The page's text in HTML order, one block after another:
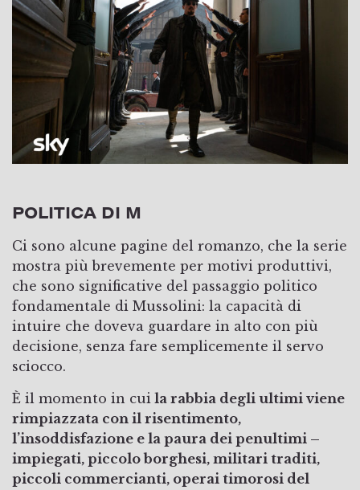
POLITICA DI M
Ci sono alcune pagine del romanzo, che la serie
mostra più brevemente per motivi produttivi,
che sono significative del passaggio politico
fondamentale di Mussolini: la capacità di
intuire che doveva guardare in alto con più
decisione, senza fare semplicemente il servo
sciocco.
È il momento in cui la rabbia degli ultimi viene
rimpiazzata con il risentimento,
l’insoddisfazione e la paura dei penultimi –
impiegati, piccolo borghesi, militari traditi,
piccoli commercianti, operai timorosi del